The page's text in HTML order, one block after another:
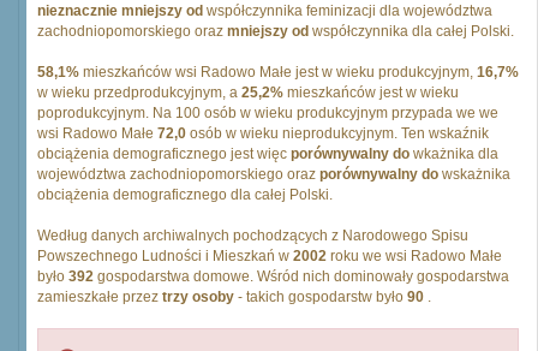
nieznacznie mniejszy od współczynnika feminizacji dla województwa
zachodniopomorskiego oraz mniejszy od współczynnika dla całej Polski.
58,1% mieszkańców wsi Radowo Małe jest w wieku produkcyjnym, 16,7%
w wieku przedprodukcyjnym, a 25,2% mieszkańców jest w wieku
poprodukcyjnym. Na 100 osób w wieku produkcyjnym przypada we we
wsi Radowo Małe 72,0 osób w wieku nieprodukcyjnym. Ten wskaźnik
obciążenia demograficznego jest więc porównywalny do wkażnika dla
województwa zachodniopomorskiego oraz porównywalny do wskażnika
obciążenia demograficznego dla całej Polski.
Według danych archiwalnych pochodzących z Narodowego Spisu
Powszechnego Ludności i Mieszkań w 2002 roku we wsi Radowo Małe
było 392 gospodarstwa domowe. Wśród nich dominowały gospodarstwa
zamieszkałe przez trzy osoby - takich gospodarstw było 90 .